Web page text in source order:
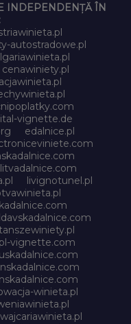
INDEPENDENȚĂ ÎN
autostradowe.pl
cenawiniety.pl
vignette.de
edalnice.pl
litvadalnice.com
livignotunel.pl
pl-vignette.com
winieta.pl